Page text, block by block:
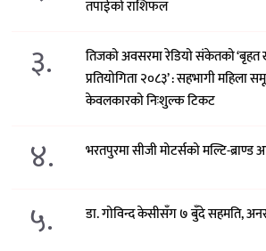
तपाईको राशिफल
३.
तिजको अवसरमा रेडियो संकेतको
प्रतियोगिता २०८३’ : सहभागी महिला
केवलकारको निःशुल्क टिकट
४. भरतपुरमा सीजी मोटर्सको मल्टि-
५. डा. गोविन्द केसीसँग ७ बुँदे सहमति,